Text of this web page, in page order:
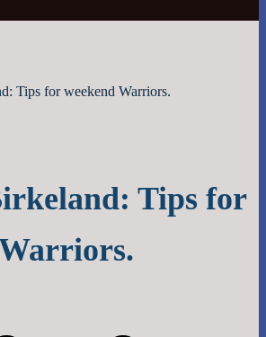
Tips for weekend Warriors.
Tips for